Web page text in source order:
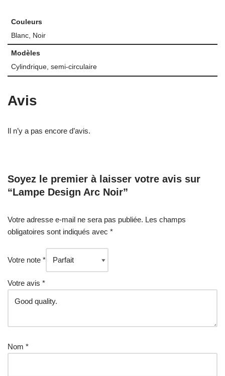
Couleurs
Blanc, Noir
Modèles
Cylindrique, semi-circulaire
Avis
Il n’y a pas encore d’avis.
Soyez le premier à laisser votre avis sur
“Lampe Design Arc Noir”
Votre adresse e-mail ne sera pas publiée. Les champs
obligatoires sont indiqués avec *
Votre note *
Votre avis *
Nom *